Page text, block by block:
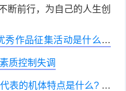
断前行，为自己的人生创
秀作品征集活动是什么赛
质控制失调
表的机体特点是什么? 代